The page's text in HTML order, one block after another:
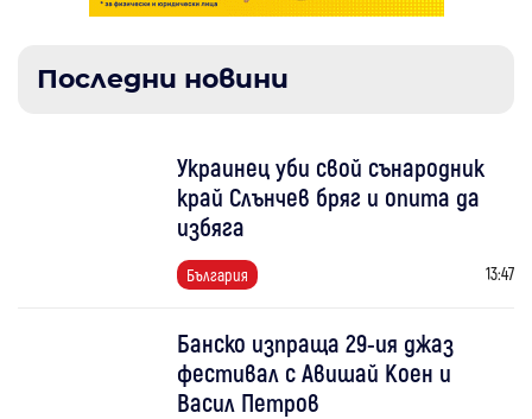
Последни новини
Украинец уби свой сънародник
край Слънчев бряг и опита да
избяга
България 13:47
Банско изпраща 29-ия джаз
фестивал с Авишай Коен и
Васил Петров